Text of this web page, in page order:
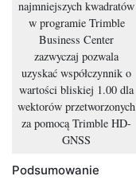
najmniejszych kwadratów
w programie Trimble
Business Center
zazwyczaj pozwala
uzyskać współczynnik o
wartości bliskiej 1.00 dla
wektorów przetworzonych
za pomocą Trimble HD-
GNSS
Podsumowanie